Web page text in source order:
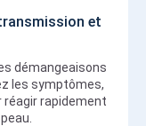
et
démangeaisons
les symptômes,
réagir rapidement